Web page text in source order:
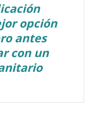
opción
antes
con un